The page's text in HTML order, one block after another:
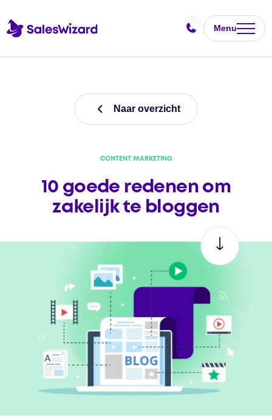
Menu
Naar overzicht
CONTENT MARKETING
10 goede redenen om
zakelijk te bloggen